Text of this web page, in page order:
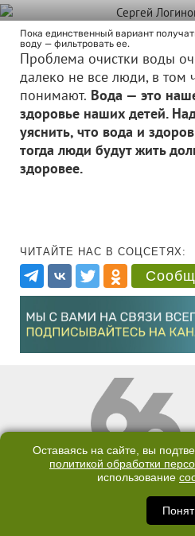
Пока единственный вариант
воду — фильтровать ее.
Проблема очистки воды
далеко не все люди, в том
понимают. Вода — это
здоровье наших детей.
уяснить, что вода и
тогда люди будут жить
здоровее.
ЧИТАЙТЕ НАС В СОЦСЕТЯХ:
КОНТАКТЫ
КАНАЛ В
ПОЛИТИКА ОБРАБОТКИ
Оставаясь на сайте, вы
политикой обработки
использование